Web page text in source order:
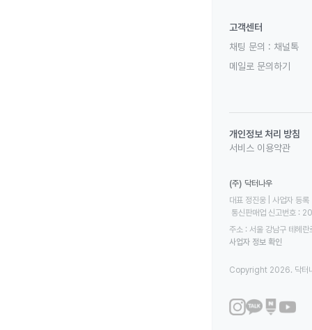
고객센터
채팅 문의 : 채널톡
메일로 문의하기
개인정보 처리 방침
서비스 이용약관
(주) 닥터나우
대표 정진웅 | 사업자
통신판매업 신고번호
주소 : 서울 강남구 테헤
사업자 정보 확인
Copyright 2026. 닥터